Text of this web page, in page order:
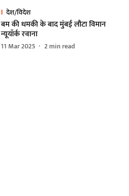
देश/विदेश
बम की धमकी के बाद मुंबई लौटा विमान
न्यूयॉर्क रवाना
11 Mar 2025 2min read